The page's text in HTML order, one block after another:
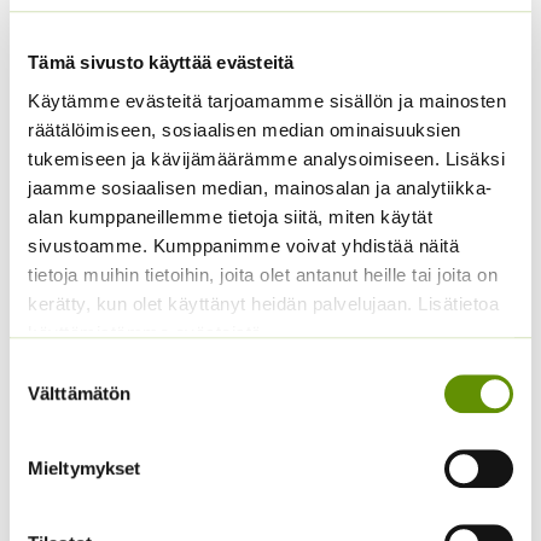
Tämä sivusto käyttää evästeitä
Käytämme evästeitä tarjoamamme sisällön ja mainosten
räätälöimiseen, sosiaalisen median ominaisuuksien
tukemiseen ja kävijämäärämme analysoimiseen. Lisäksi
jaamme sosiaalisen median, mainosalan ja analytiikka-
alan kumppaneillemme tietoja siitä, miten käytät
sivustoamme. Kumppanimme voivat yhdistää näitä
tietoja muihin tietoihin, joita olet antanut heille tai joita on
kerätty, kun olet käyttänyt heidän palvelujaan. Lisätietoa
käyttämistämme evästeistä
valinta
Välttämätön
Mieltymykset
Avomaankurkku Reinin
rypäle
1,45€ – 19,45€Hintaluokka:
1,45 €
-
19,45 €
Sisältää
arvonlisäveron
Spagettikurpitsa
(irtosiemen)
ALE!
€
hinta
oli:
7,00 €.
hinta
on:
5,99 €.